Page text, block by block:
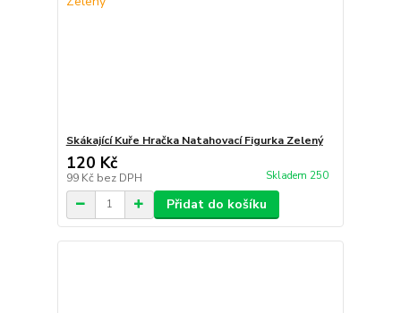
Skákající Kuře Hračka Natahovací Figurka Zelený
120 Kč
99 Kč bez DPH Skladem 250
Přidat do košíku